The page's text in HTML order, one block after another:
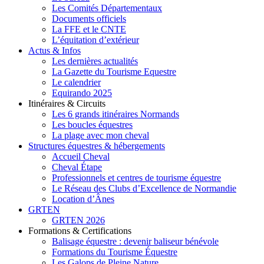
Les Comités Départementaux
Documents officiels
La FFE et le CNTE
L’équitation d’extérieur
Actus & Infos
Les dernières actualités
La Gazette du Tourisme Equestre
Le calendrier
Equirando 2025
Itinéraires & Circuits
Les 6 grands itinéraires Normands
Les boucles équestres
La plage avec mon cheval
Structures équestres & hébergements
Accueil Cheval
Cheval Étape
Professionnels et centres de tourisme équestre
Le Réseau des Clubs d’Excellence de Normandie
Location d’Ânes
GRTEN
GRTEN 2026
Formations & Certifications
Balisage équestre : devenir baliseur bénévole
Formations du Tourisme Équestre